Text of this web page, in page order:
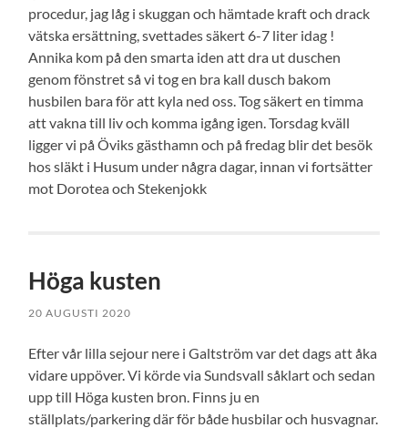
procedur, jag låg i skuggan och hämtade kraft och drack
vätska ersättning, svettades säkert 6-7 liter idag !
Annika kom på den smarta iden att dra ut duschen
genom fönstret så vi tog en bra kall dusch bakom
husbilen bara för att kyla ned oss. Tog säkert en timma
att vakna till liv och komma igång igen. Torsdag kväll
ligger vi på Öviks gästhamn och på fredag blir det besök
hos släkt i Husum under några dagar, innan vi fortsätter
mot Dorotea och Stekenjokk
Höga kusten
20 AUGUSTI 2020
Efter vår lilla sejour nere i Galtström var det dags att åka
vidare uppöver. Vi körde via Sundsvall såklart och sedan
upp till Höga kusten bron. Finns ju en
ställplats/parkering där för både husbilar och husvagnar.